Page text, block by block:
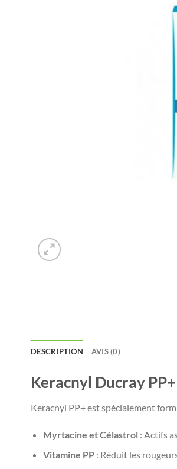
DESCRIPTION AVIS (0)
Keracnyl Ducray
Keracnyl PP+ est spécialement
Myrtacine et Célastrol : Actifs
Vitamine PP: Réduit les